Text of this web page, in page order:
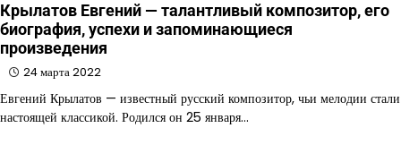
Крылатов Евгений — талантливый композитор, его
биография, успехи и запоминающиеся
произведения
24 марта 2022
Евгений Крылатов — известный русский композитор, чьи мелодии стали
настоящей классикой. Родился он 25 января…